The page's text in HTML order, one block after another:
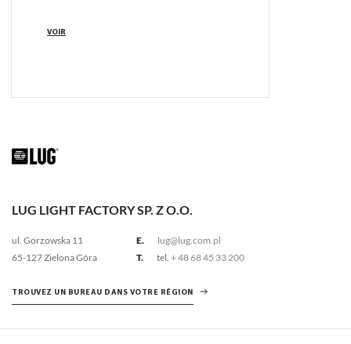
VOIR
LUG LIGHT FACTORY SP. Z O.O.
ul. Gorzowska 11
65-127 Zielona Góra
E.
lug@lug.com.pl
T.
tel. + 48 68 45 33 200
TROUVEZ UN BUREAU DANS VOTRE RÉGION